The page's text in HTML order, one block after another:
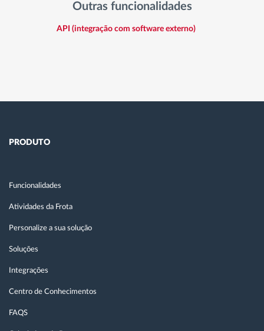
Outras funcionalidades
API (integração com software externo)
PRODUTO
Funcionalidades
Atividades da Frota
Personalize a sua solução
Soluções
Integrações
Centro de Conhecimentos
FAQS